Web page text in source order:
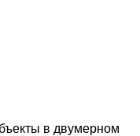
в двумерном